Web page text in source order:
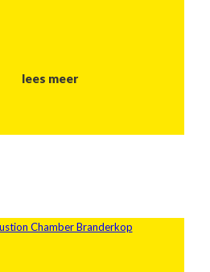
lees meer